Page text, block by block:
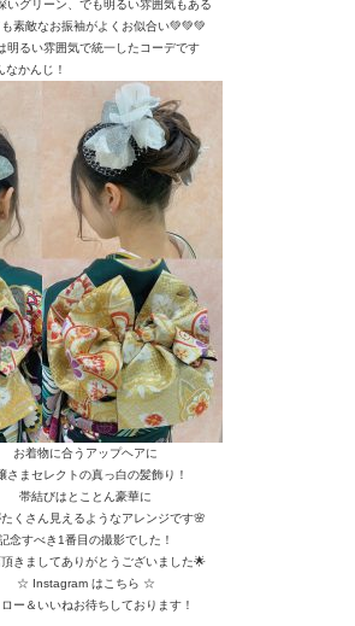
いグリーン、でも明るい雰囲気もある
も素敵なお振袖がよくお似合い💚💚💚
明るい雰囲気で統一したコーデです
かんじ！
お着物に合うアップヘアに
さまセレクトの真っ白の髪飾り！
帯結びはとことん豪華に
くさん見えるようなアレンジです🌸
念すべき1番目の撮影でした！
頂きましてありがとうございました🌟
☆ Instagram はこちら ☆
ー＆いいねお待ちしております！